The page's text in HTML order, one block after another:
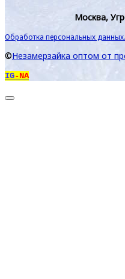
Москва,
Обработка персональных данных.
©Незамерзайка оптом от
IG-NA